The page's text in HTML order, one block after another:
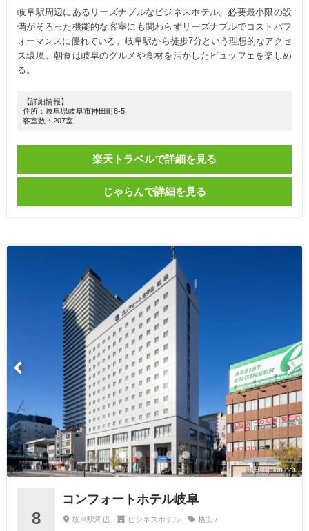
岐阜駅周辺にあるリーズナブルなビジネスホテル。必要最小限の設
備がそろった機能的な客室にも関わらずリーズナブルでコストパフ
ォーマンスに優れている。岐阜駅から徒歩7分という理想的なアクセ
ス環境。朝食は岐阜のグルメや食材を活かしたビュッフェを楽しめ
る。
【詳細情報】
住所：岐阜県岐阜市神田町8-5
客室数：207室
楽天トラベルで詳細を見る
じゃらんで詳細を見る
出典：jalan.net
8
コンフォートホテル岐阜
岐阜駅周辺 ビジネスホテル 格安 /